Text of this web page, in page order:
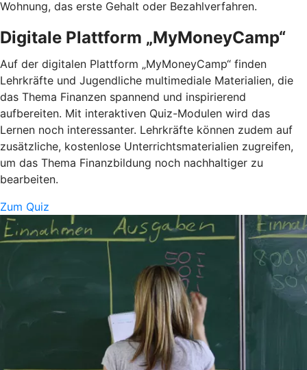
Wohnung, das erste Gehalt oder Bezahlverfahren.
Digitale Plattform „MyMoneyCamp“
Auf der digitalen Plattform „MyMoneyCamp“ finden
Lehrkräfte und Jugendliche multimediale Materialien, die
das Thema Finanzen spannend und inspirierend
aufbereiten. Mit interaktiven Quiz-Modulen wird das
Lernen noch interessanter. Lehrkräfte können zudem auf
zusätzliche, kostenlose Unterrichtsmaterialien zugreifen,
um das Thema Finanzbildung noch nachhaltiger zu
bearbeiten.
Zum Quiz